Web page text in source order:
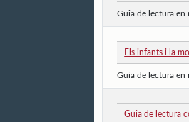
Guia de lectura en
Els infants i la
Guia de lectura en
Guia de lectura